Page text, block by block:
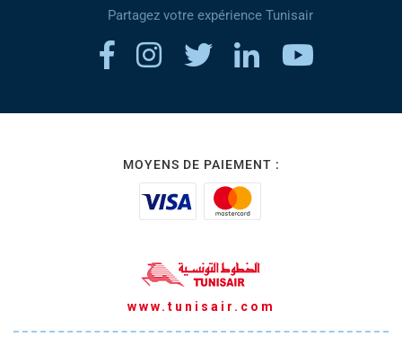
Partagez votre expérience Tunisair
MOYENS DE PAIEMENT :
www.tunisair.com